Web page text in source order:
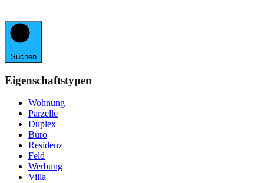
Suchen
Eigenschaftstypen
Wohnung
Parzelle
Duplex
Büro
Residenz
Feld
Werbung
Villa